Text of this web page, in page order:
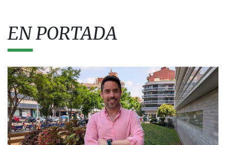
EN PORTADA